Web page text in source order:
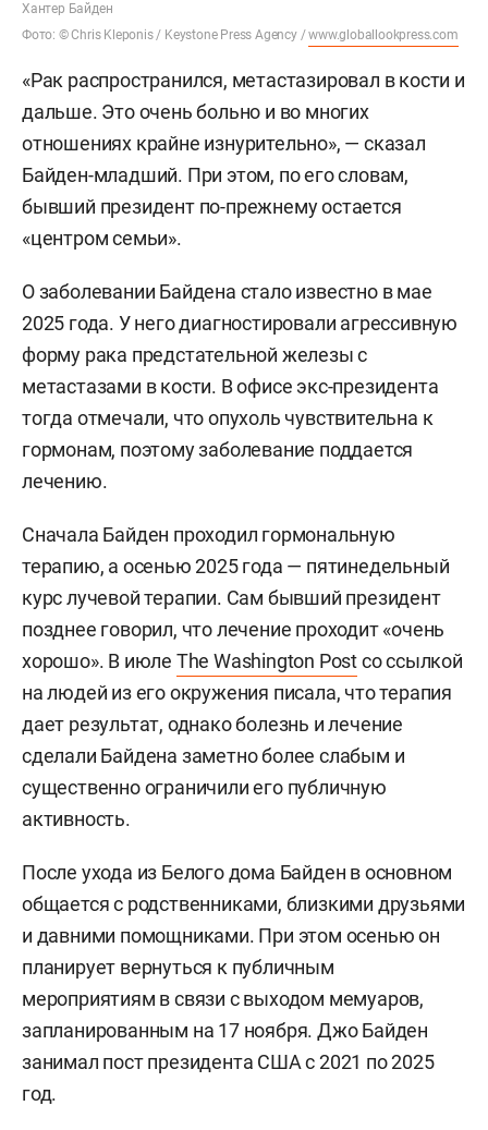
Хантер Байден
Фото: © Chris Kleponis / Keystone Press Agency /www.globallookpress.com
«Рак распространился, метастазировал в кости и
дальше. Это очень больно и во многих
отношениях крайне изнурительно», — сказал
Байден-младший. При этом, по его словам,
бывший президент по-прежнему остается
«центром семьи».
О заболевании Байдена стало известно в мае
2025 года. У него диагностировали агрессивную
форму рака предстательной железы с
метастазами в кости. В офисе экс-президента
тогда отмечали, что опухоль чувствительна к
гормонам, поэтому заболевание поддается
лечению.
Сначала Байден проходил гормональную
терапию, а осенью 2025 года — пятинедельный
курс лучевой терапии. Сам бывший президент
позднее говорил, что лечение проходит «очень
хорошо». В июле The Washington Postсо ссылкой
на людей из его окружения писала, что терапия
дает результат, однако болезнь и лечение
сделали Байдена заметно более слабым и
существенно ограничили его публичную
активность.
После ухода из Белого дома Байден в основном
общается с родственниками, близкими друзьями
и давними помощниками. При этом осенью он
планирует вернуться к публичным
мероприятиям в связи с выходом мемуаров,
запланированным на 17 ноября. Джо Байден
занимал пост президента США с 2021 по 2025
год.